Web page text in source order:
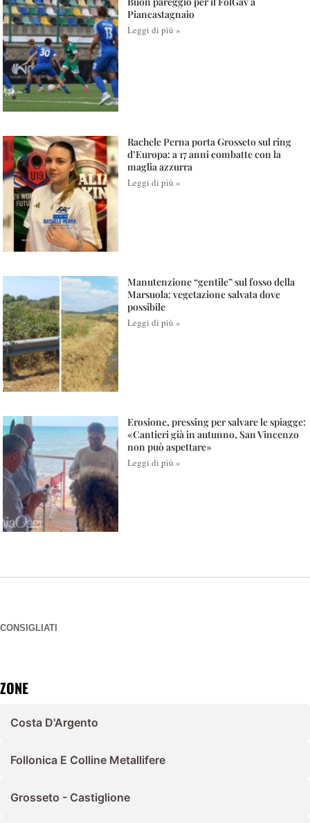
Piancastagnaio
Leggi di più »
Rachele Perna porta Grosseto sul ring
d’Europa: a 17 anni combatte con la
maglia azzurra
Leggi di più »
Manutenzione “gentile” sul fosso della
Marsuola: vegetazione salvata dove
possibile
Leggi di più »
Erosione, pressing per salvare le spiagge:
«Cantieri già in autunno, San Vincenzo
non può aspettare»
Leggi di più »
CONSIGLIATI
ZONE
Costa D'Argento
Follonica E Colline Metallifere
Grosseto - Castiglione